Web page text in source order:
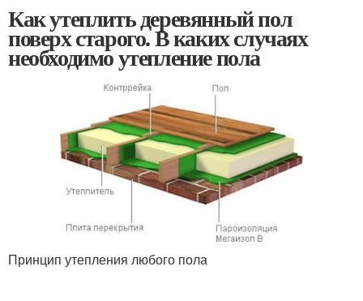
Как утеплить деревянный пол
поверх старого. В каких случаях
необходимо утепление пола
Принцип утепления любого пола